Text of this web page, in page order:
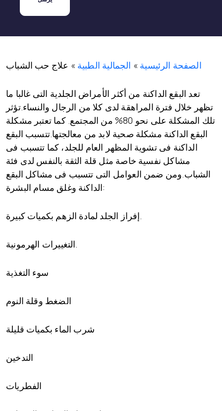
الصفحة الرئيسية » الجمالية الطبية » علاج حب الشباب
تعد البقع الداكنة من أكثر الأمراض الجلدية التى غالبا ما
تظهر خلال فترة المراهقة لدى كلا من الرجال والنساء.تؤثر
تلك المشكلة على نحو 80% من المجتمع. كما تعتبر مشكلة
البقع الداكنة مشكلة صحية لابد من معالجتها.تتسبب البقع
الداكنة فى تشوية المظهر العام للجلد، كما تتسبب فى
مشاكل نفسية خاصة مثل قلة الثقة بالنفس لدى فئة
الشباب.ومن ضمن العوامل التى تتسبب فى مشاكل البقع
الداكنة وغلق مسام البشرة:
إفراز الجلد لمادة الزهم بكميات كبيرة.
التغييرات الهرمونية.
سوء التغذية
الضغط وقلة النوم
شرب الماء بكميات قليلة
التدخين
الفطريات